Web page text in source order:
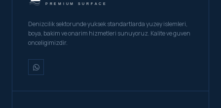
Denizcilik sektorunde yuksek standartlarda yuzey islemleri,
boya, bakim ve onarim hizmetleri sunuyoruz. Kalite ve guven
onceligimizdir.